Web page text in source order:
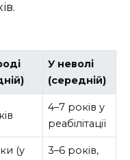
У неволі
(середній)
4–7 років у
реабілітації
(у
3–6 років,